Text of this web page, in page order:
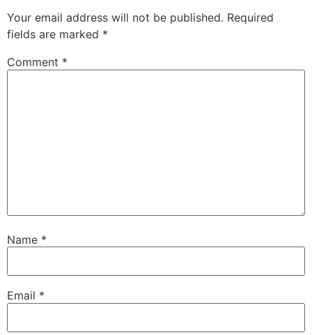
Your email address will not be published. Required
fields are marked *
Comment *
Name *
Email *